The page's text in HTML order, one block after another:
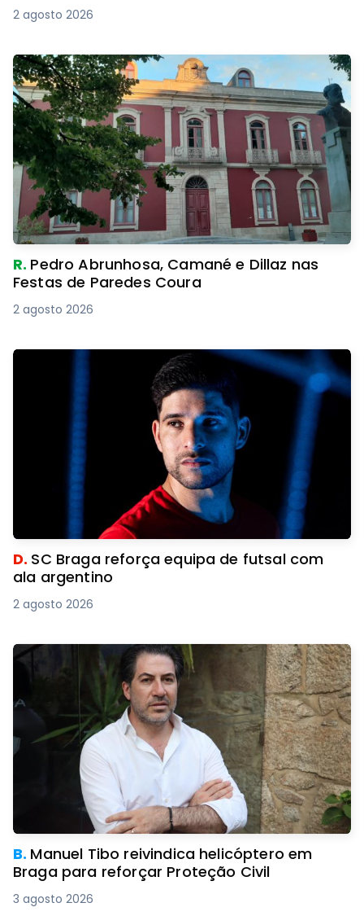
2 agosto 2026
R. Pedro Abrunhosa, Camané e Dillaz nas
Festas de Paredes Coura
2 agosto 2026
D. SC Braga reforça equipa de futsal com
ala argentino
2 agosto 2026
B. Manuel Tibo reivindica helicóptero em
Braga para reforçar Proteção Civil
3 agosto 2026